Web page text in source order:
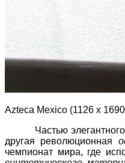
Azteca Мexico (1126 х
Частью элегантного
другая революционная
чемпионат мира, где